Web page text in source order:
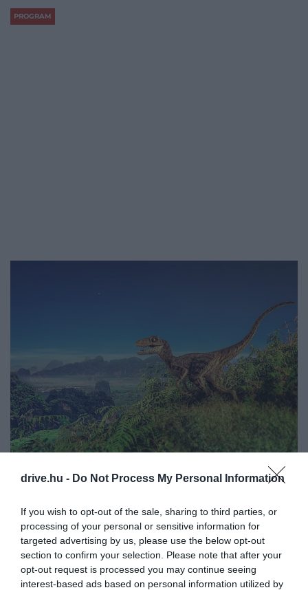
drive.hu - Do Not Process My Personal Information
If you wish to opt-out of the sale, sharing to third parties, or
processing of your personal or sensitive information for
targeted advertising by us, please use the below opt-out
section to confirm your selection. Please note that after your
opt-out request is processed you may continue seeing
interest-based ads based on personal information utilized by
PROGRAM
Sok szépség a Lepkeházban (Magyar
Természettudományi Múzeum) A Magyar
Természettudományi Múzeum…
BELFÖLD